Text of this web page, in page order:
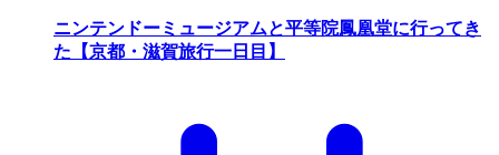
ニンテンドーミュージアムと平等院鳳凰堂に行ってき
た【京都・滋賀旅行一日目】